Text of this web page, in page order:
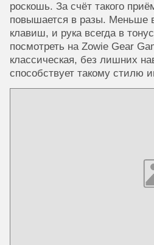
роскошь. За счёт такого
повышается в разы. Меньше
клавиш, и рука всегда в
посмотреть на Zowie Gear
классическая, без лишних
способствует такому стилю